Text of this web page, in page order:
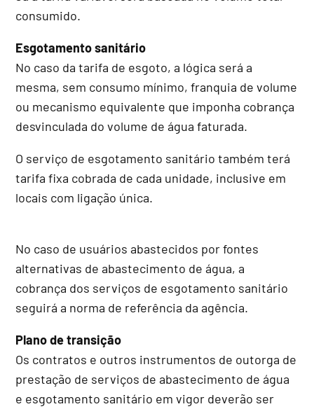
consumido.
Esgotamento sanitário
No caso da tarifa de esgoto, a lógica será a
mesma, sem consumo mínimo, franquia de volume
ou mecanismo equivalente que imponha cobrança
desvinculada do volume de água faturada.
O serviço de esgotamento sanitário também terá
tarifa fixa cobrada de cada unidade, inclusive em
locais com ligação única.
No caso de usuários abastecidos por fontes
alternativas de abastecimento de água, a
cobrança dos serviços de esgotamento sanitário
seguirá a norma de referência da agência.
Plano de transição
Os contratos e outros instrumentos de outorga de
prestação de serviços de abastecimento de água
e esgotamento sanitário em vigor deverão ser